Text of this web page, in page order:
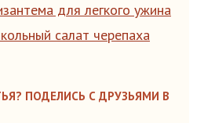
для легкого ужина
салат черепаха
ПОДЕЛИСЬ С ДРУЗЬЯМИ В